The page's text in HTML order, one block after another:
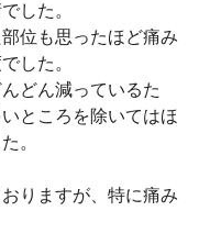
した。
位も思ったほど痛み
した。
どん減っているた
ところを除いてはほ
。
りますが、特に痛み